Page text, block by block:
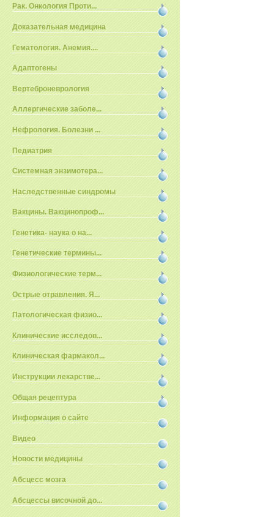
Рак. Онкология Проти...
Доказательная медицина
Гематология. Анемия....
Адаптогены
Вертеброневрология
Аллергические заболе...
Нефрология. Болезни ...
Педиатрия
Системная энзимотера...
Наследственные синдромы
Вакцины. Вакцинопроф...
Генетика- наука о на...
Генетические термины...
Физиологические терм...
Острые отравления. Я...
Патологическая физио...
Клинические исследов...
Клиническая фармакол...
Инструкции лекарстве...
Общая рецептура
Информация о сайте
Видео
Новости медицины
Абсцесс мозга
Абсцессы височной до...